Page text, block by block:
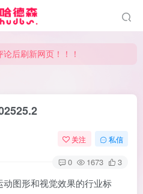
后刷新网页！！！
后刷新网页！！！
后刷新网页！！！
25.2
关注 私信
0 1673 3
动图形和视觉效果的行业标